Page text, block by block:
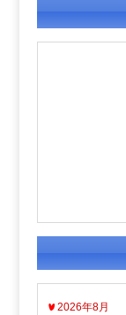
2026年8月